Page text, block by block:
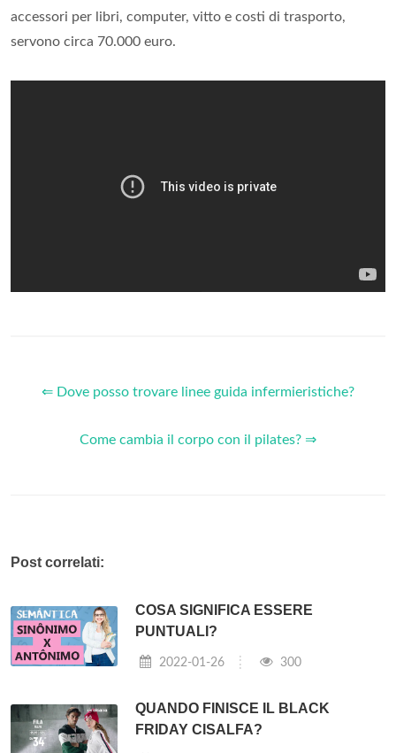
accessori per libri, computer, vitto e costi di trasporto,
servono circa 70.000 euro.
⇐ Dove posso trovare linee guida infermieristiche?
Come cambia il corpo con il pilates? ⇒
Post correlati:
COSA SIGNIFICA ESSERE
PUNTUALI?
2022-01-26 300
QUANDO FINISCE IL BLACK
FRIDAY CISALFA?